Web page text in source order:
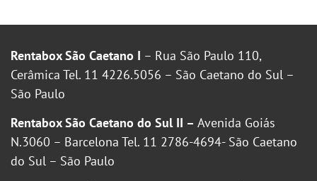
Rentabox São Caetano I – Rua São Paulo 110,
Cerâmica Tel. 11 4226.5056 – São Caetano do Sul –
São Paulo
Rentabox São Caetano do Sul II – Avenida Goiás
N.3060 – Barcelona Tel. 11 2786-4694- São Caetano
do Sul – São Paulo